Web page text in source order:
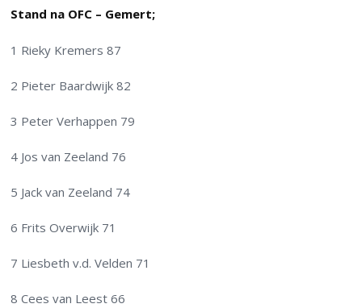
Stand na OFC – Gemert;
1 Rieky Kremers 87
2 Pieter Baardwijk 82
3 Peter Verhappen 79
4 Jos van Zeeland 76
5 Jack van Zeeland 74
6 Frits Overwijk 71
7 Liesbeth v.d. Velden 71
8 Cees van Leest 66